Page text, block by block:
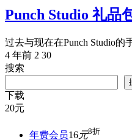
Punch Studio 礼品
过去与现在在Punch Studio
4 年前 2 30
搜索
下载
20元
年费会员16元8折